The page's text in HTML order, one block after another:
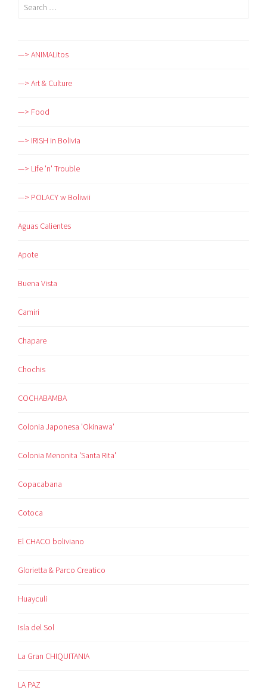
Search
—> ANIMALitos
—> Art & Culture
—> Food
—> IRISH in Bolivia
—> Life 'n' Trouble
—> POLACY w Boliwii
Aguas Calientes
Apote
Buena Vista
Camiri
Chapare
Chochis
COCHABAMBA
Colonia Japonesa 'Okinawa'
Colonia Menonita 'Santa Rita'
Copacabana
Cotoca
El CHACO boliviano
Glorietta & Parco Creatico
Huayculi
Isla del Sol
La Gran CHIQUITANIA
LA PAZ